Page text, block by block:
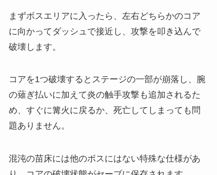
まずボスエリアに入ったら、左右どちらかのコア
に向かってダッシュで接近し、攻撃を叩き込んで
破壊します。
コアを1つ破壊するとステージの一部が崩落し、腕
の薙ぎ払いに加えて炎の触手攻撃も追加されるた
め、すぐに篝火に戻るか、死亡してしまっても問
題ありません。
混沌の苗床には他のボスにはない特殊な仕様があ